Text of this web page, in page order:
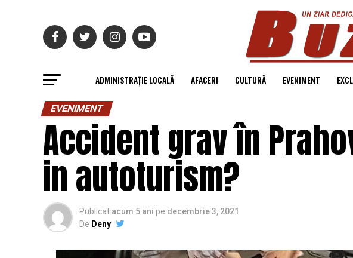
ADMINISTRAȚIE LOCALĂ AFACERI CULTURĂ EVENIMENT
EVENIMENT
Accident grav în
in autoturism?
Publicat acum 5 ani pe decembrie 3, 2021
De Deny